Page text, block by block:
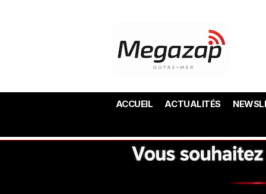
ACCUEIL ACTUALITÉS